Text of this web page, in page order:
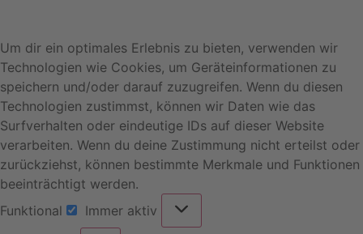
Um dir ein optimales Erlebnis zu bieten, verwenden wir
Technologien wie Cookies, um Geräteinformationen zu
speichern und/oder darauf zuzugreifen. Wenn du diesen
Technologien zustimmst, können wir Daten wie das
Surfverhalten oder eindeutige IDs auf dieser Website
verarbeiten. Wenn du deine Zustimmung nicht erteilst oder
zurückziehst, können bestimmte Merkmale und Funktionen
beeinträchtigt werden.
Funktional
Immer aktiv